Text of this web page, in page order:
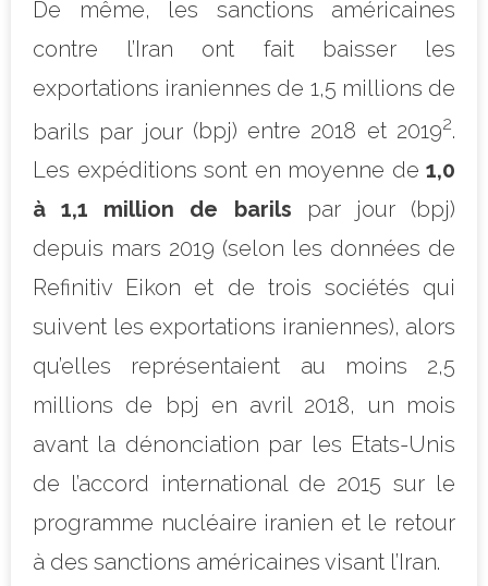
De même, les sanctions américaines
contre l’Iran ont fait baisser les
exportations iraniennes de 1,5 millions de
barils par jour (bpj) entre 2018 et 20192.
Les expéditions sont en moyenne de 1,0
à 1,1 million de barils par jour (bpj)
depuis mars 2019 (selon les données de
Refinitiv Eikon et de trois sociétés qui
suivent les exportations iraniennes), alors
qu’elles représentaient au moins 2,5
millions de bpj en avril 2018, un mois
avant la dénonciation par les Etats-Unis
de l’accord international de 2015 sur le
programme nucléaire iranien et le retour
à des sanctions américaines visant l’Iran.